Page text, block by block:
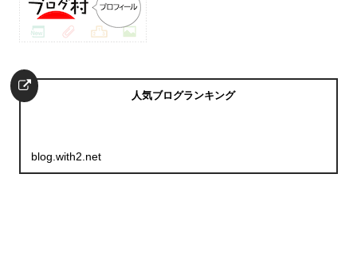
人気ブログランキング
blog.with2.net